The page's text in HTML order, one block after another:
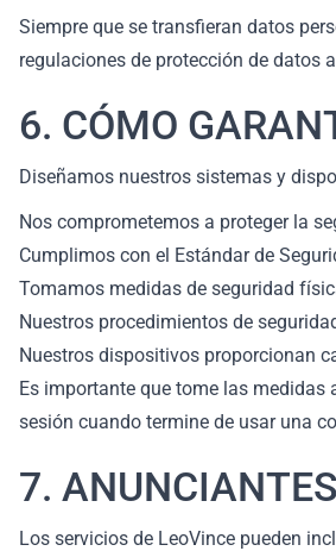
Siempre que se transfieran datos
regulaciones de protección de datos
6. CÓMO
Diseñamos nuestros sistemas y
Nos comprometemos a proteger la
Cumplimos con el Estándar de
Tomamos medidas de seguridad
Nuestros procedimientos de
Nuestros dispositivos proporcionan
Es importante que tome las medidas
sesión cuando termine de usar una
7.
Los servicios de LeoVince pueden